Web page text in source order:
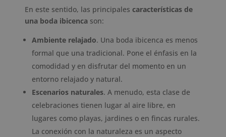
En este sentido, las principales características de
una boda ibicencason:
Ambiente relajado. Una boda ibicenca es menos
formal que una tradicional. Pone el énfasis en la
comodidad y en disfrutar del momento en un
entorno relajado y natural.
Escenarios naturales. A menudo, esta clase de
celebraciones tienen lugar al aire libre, en
lugares como playas, jardines o en fincas rurales.
La conexión con la naturaleza es un aspecto